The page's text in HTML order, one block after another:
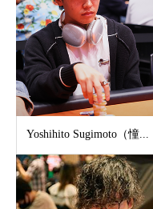
Yoshihito Sugimoto（憧...